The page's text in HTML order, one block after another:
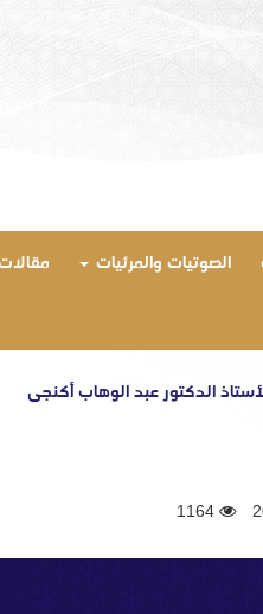
الصوتيات والمرئيات
عبد الوهاب أكنجي غاية